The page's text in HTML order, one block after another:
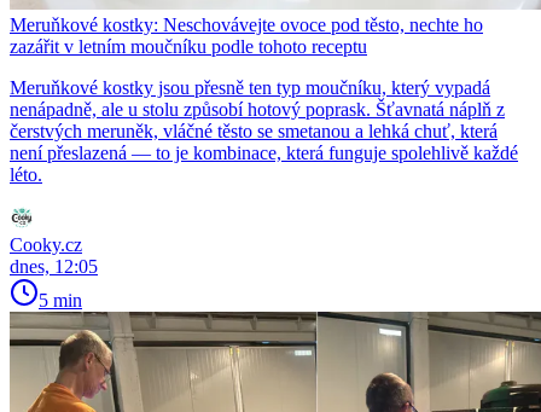
Meruňkové kostky: Neschovávejte ovoce pod těsto, nechte ho
zazářit v letním moučníku podle tohoto receptu
Meruňkové kostky jsou přesně ten typ moučníku, který vypadá
nenápadně, ale u stolu způsobí hotový poprask. Šťavnatá náplň z
čerstvých meruněk, vláčné těsto se smetanou a lehká chuť, která
není přeslazená — to je kombinace, která funguje spolehlivě každé
léto.
Cooky.cz
dnes, 12:05
5 min